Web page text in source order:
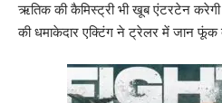
ऋतिक की कैमिस्ट्री भी खूब एंटरटेन
की धमाकेदार एक्टिंग ने ट्रेलर में जान फूंक